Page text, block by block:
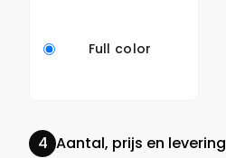
Full color
Aantal, prijs en levering